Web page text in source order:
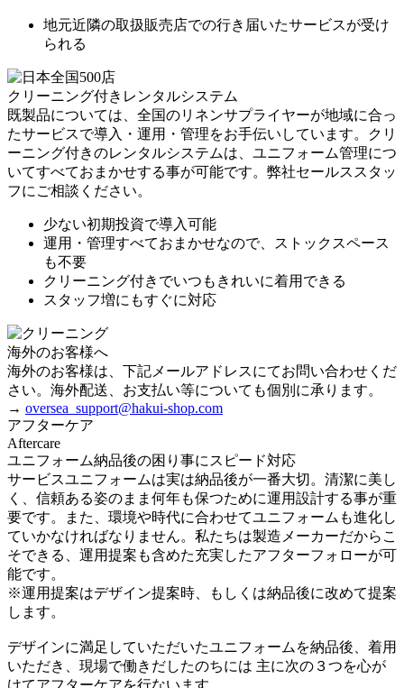
地元近隣の取扱販売店での行き届いたサービスが受け
られる
クリーニング付きレンタルシステム
既製品については、全国のリネンサプライヤーが地域に合っ
たサービスで導入・運用・管理をお手伝いしています。クリ
ーニング付きのレンタルシステムは、ユニフォーム管理につ
いてすべておまかせする事が可能です。弊社セールススタッ
フにご相談ください。
少ない初期投資で導入可能
運用・管理すべておまかせなので、ストックスペース
も不要
クリーニング付きでいつもきれいに着用できる
スタッフ増にもすぐに対応
海外のお客様へ
海外のお客様は、下記メールアドレスにてお問い合わせくだ
さい。海外配送、お支払い等についても個別に承ります。
→ oversea_support@hakui-shop.com
アフターケア
Aftercare
ユニフォーム納品後の困り事にスピード対応
サービスユニフォームは実は納品後が一番大切。清潔に美し
く、信頼ある姿のまま何年も保つために運用設計する事が重
要です。また、環境や時代に合わせてユニフォームも進化し
ていかなければなりません。私たちは製造メーカーだからこ
そできる、運用提案も含めた充実したアフターフォローが可
能です。
※運用提案はデザイン提案時、もしくは納品後に改めて提案
します。
デザインに満足していただいたユニフォームを納品後、着用
いただき、現場で働きだしたのちには 主に次の３つを心が
けてアフターケアを行ないます。